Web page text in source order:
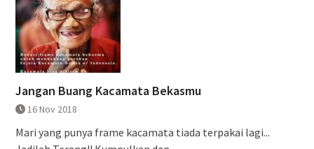
Jangan Buang Kacamata Bekasmu
16 Nov 2018
Mari yang punya frame kacamata tiada terpakai lagi...